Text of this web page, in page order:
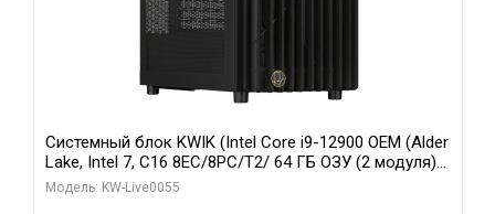
Системный блок KWIK (Intel Core i9-12900 OEM (Alder
Lake, Intel 7, C16 8EC/8PC/T2/ 64 ГБ ОЗУ (2 модуля)/
MSI RTX5080 SHADOW 3X OC 16GB GDDR7 256bit 3xDP
Модель: KW-Live0055